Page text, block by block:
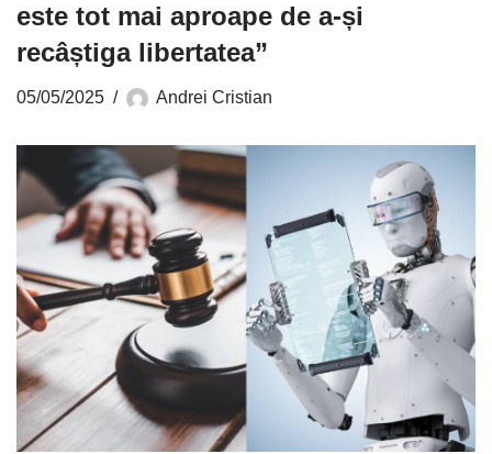
este tot mai aproape de a-și
recâștiga libertatea”
05/05/2025 Andrei Cristian